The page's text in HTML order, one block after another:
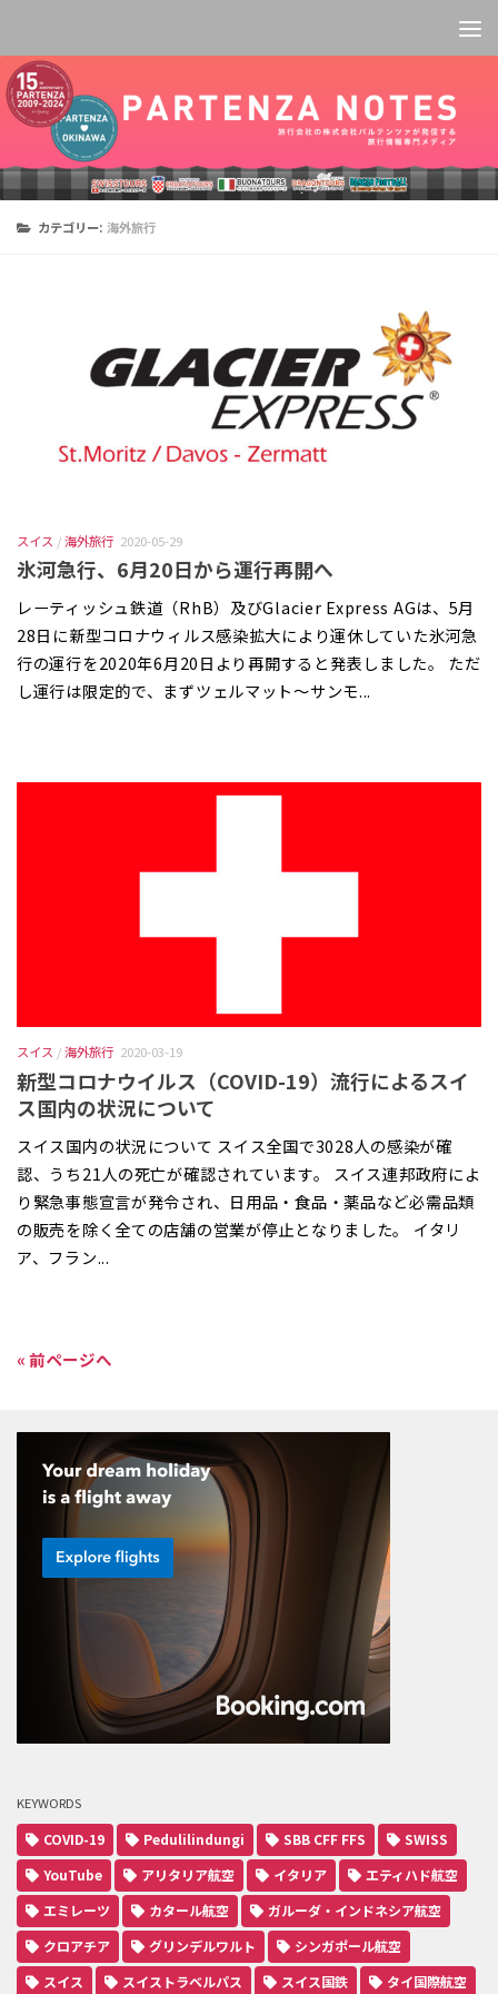
カテゴリー:海外旅行
スイス /海外旅行 2020-05-29
氷河急行、6月20日から運行再開へ
レーティッシュ鉄道（RhB）及びGlacier Express AGは、5月
28日に新型コロナウィルス感染拡大により運休していた氷河急
行の運行を2020年6月20日より再開すると発表しました。 ただ
し運行は限定的で、まずツェルマット〜サンモ...
スイス /海外旅行 2020-03-19
新型コロナウイルス（COVID-19）流行によるスイ
ス国内の状況について
スイス国内の状況について スイス全国で3028人の感染が確
認、うち21人の死亡が確認されています。 スイス連邦政府によ
り緊急事態宣言が発令され、日用品・食品・薬品など必需品類
の販売を除く全ての店舗の営業が停止となりました。 イタリ
ア、フラン...
« 前ページへ
KEYWORDS
COVID-19 Pedulilindungi SBB CFF FFS
SWISS
YouTube
アリタリア航空 イタリア
エティハド航空
エミレーツ
カタール航空
ガルーダ・インドネシア航空
クロアチア
グリンデルワルト
シンガポール航空
スイス
スイストラベルパス スイス国鉄 タイ国際航空